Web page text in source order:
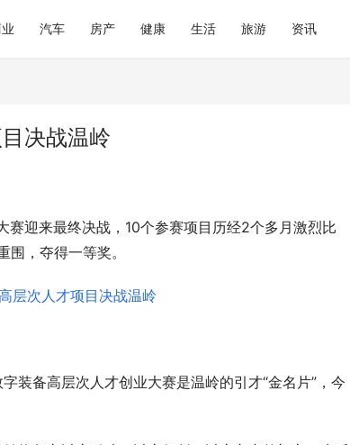
汽车 房产 健康 生活 旅游 资讯
决战温岭
赛迎来最终决战，10个参赛项目历经2个多月激烈比
，夺得一等奖。
装备高层次人才创业大赛是温岭的引才“金名片”，今